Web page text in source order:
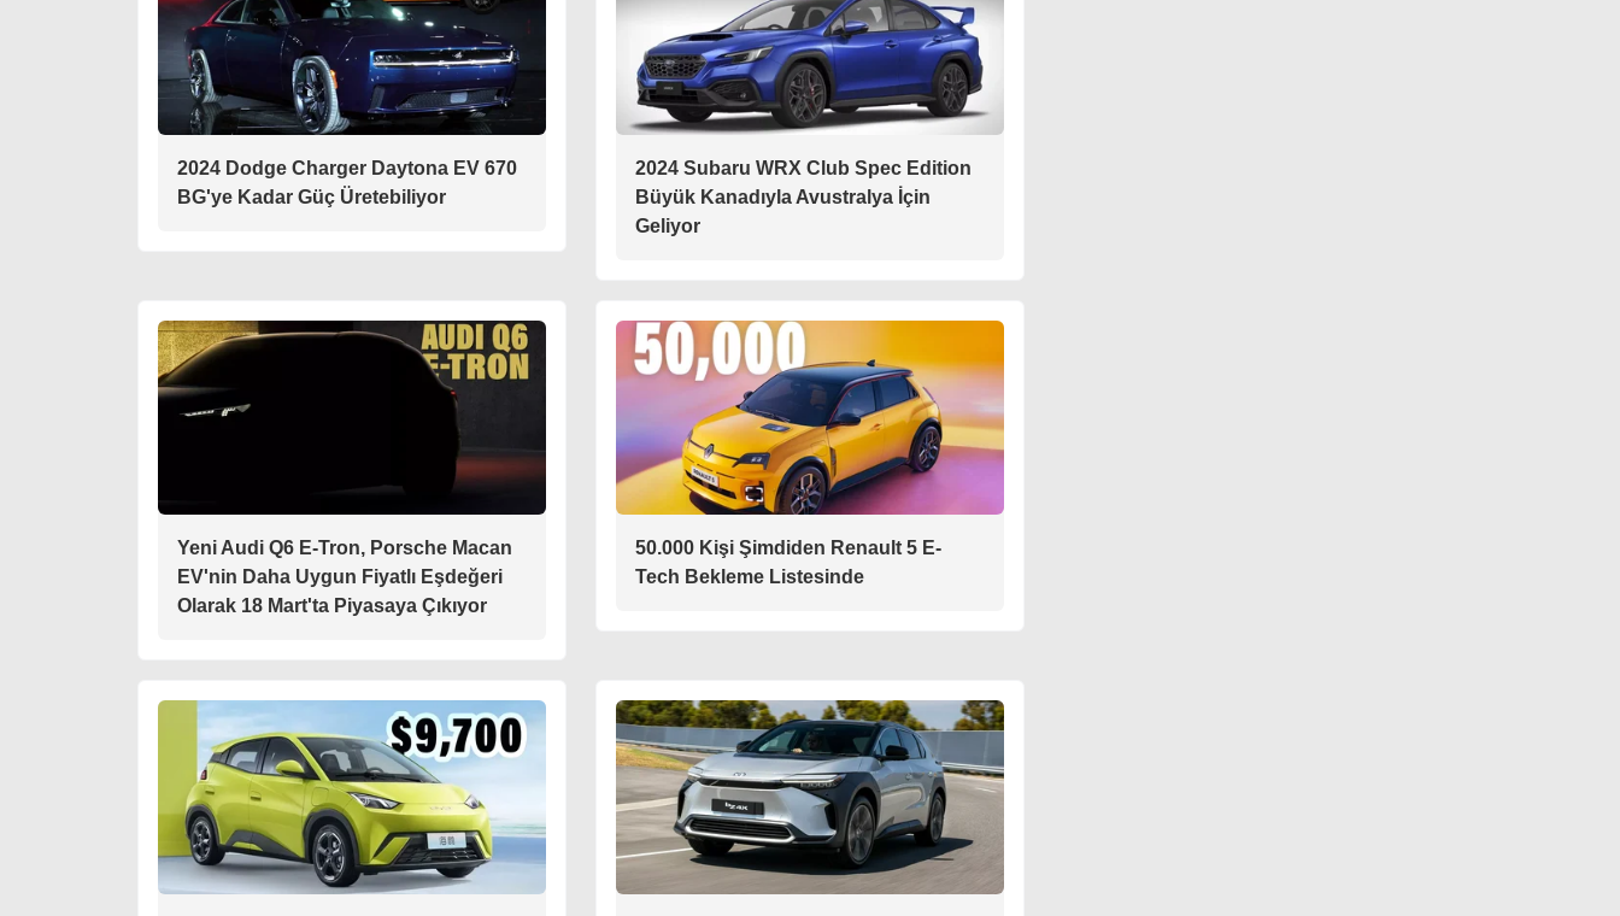
2024 Dodge Charger Daytona EV 670
BG'ye Kadar Güç Üretebiliyor
2024 Subaru WRX Club Spec Edition
Büyük Kanadıyla Avustralya İçin
Geliyor
Yeni Audi Q6 E-Tron, Porsche Macan
EV'nin Daha Uygun Fiyatlı Eşdeğeri
Olarak 18 Mart'ta Piyasaya Çıkıyor
50.000 Kişi Şimdiden Renault 5 E-
Tech Bekleme Listesinde